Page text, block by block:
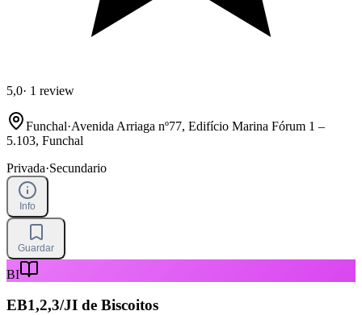
5,0· 1 review
Funchal·Avenida Arriaga nº77, Edifício Marina Fórum 1 –
5.103, Funchal
Privada·Secundario
Info
Guardar
BI
EB1,2,3/JI de Biscoitos